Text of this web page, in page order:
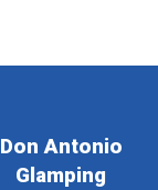
Don Antonio
Glamping